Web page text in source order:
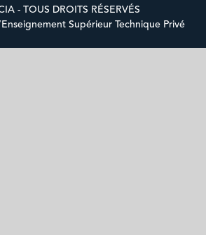
- TOUS DROITS RÉSERVÉS
Supérieur Technique Privé